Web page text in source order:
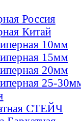
Россия
Китай
10мм
15мм
20мм
25-
СТЕЙЧ